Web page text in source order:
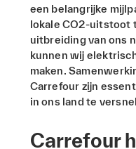
een belangrijke
lokale CO2-uitstoot
uitbreiding van ons
kunnen wij
maken.
Carrefour zijn
in ons land te
Carrefour